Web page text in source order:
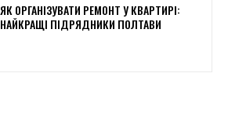
ЯК ОРГАНІЗУВАТИ РЕМОНТ У КВАРТИРІ:
НАЙКРАЩІ ПІДРЯДНИКИ ПОЛТАВИ